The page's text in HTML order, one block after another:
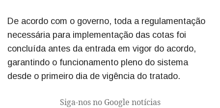
De acordo com o governo, toda a regulamentação
necessária para implementação das cotas foi
concluída antes da entrada em vigor do acordo,
garantindo o funcionamento pleno do sistema
desde o primeiro dia de vigência do tratado.
Siga-nos no Google notícias